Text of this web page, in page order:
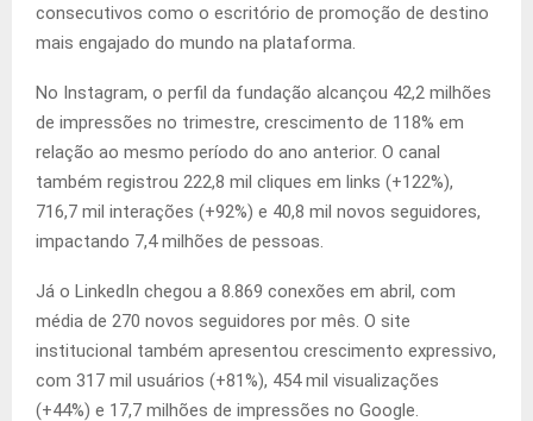
consecutivos como o escritório de promoção de destino
mais engajado do mundo na plataforma.
No Instagram, o perfil da fundação alcançou 42,2 milhões
de impressões no trimestre, crescimento de 118% em
relação ao mesmo período do ano anterior. O canal
também registrou 222,8 mil cliques em links (+122%),
716,7 mil interações (+92%) e 40,8 mil novos seguidores,
impactando 7,4 milhões de pessoas.
Já o LinkedIn chegou a 8.869 conexões em abril, com
média de 270 novos seguidores por mês. O site
institucional também apresentou crescimento expressivo,
com 317 mil usuários (+81%), 454 mil visualizações
(+44%) e 17,7 milhões de impressões no Google.